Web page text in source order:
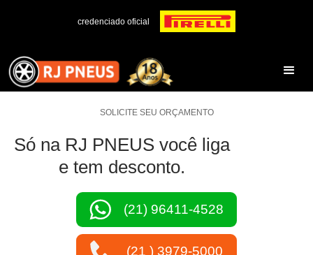
credenciado oficial
SOLICITE SEU ORÇAMENTO
Só na RJ PNEUS você liga
e tem desconto.
(21) 96411-4528
(21 ) 3979-5000